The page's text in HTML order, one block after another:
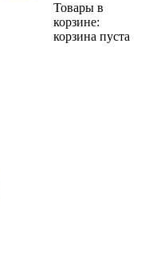
Товары в
корзине:
корзина пуста